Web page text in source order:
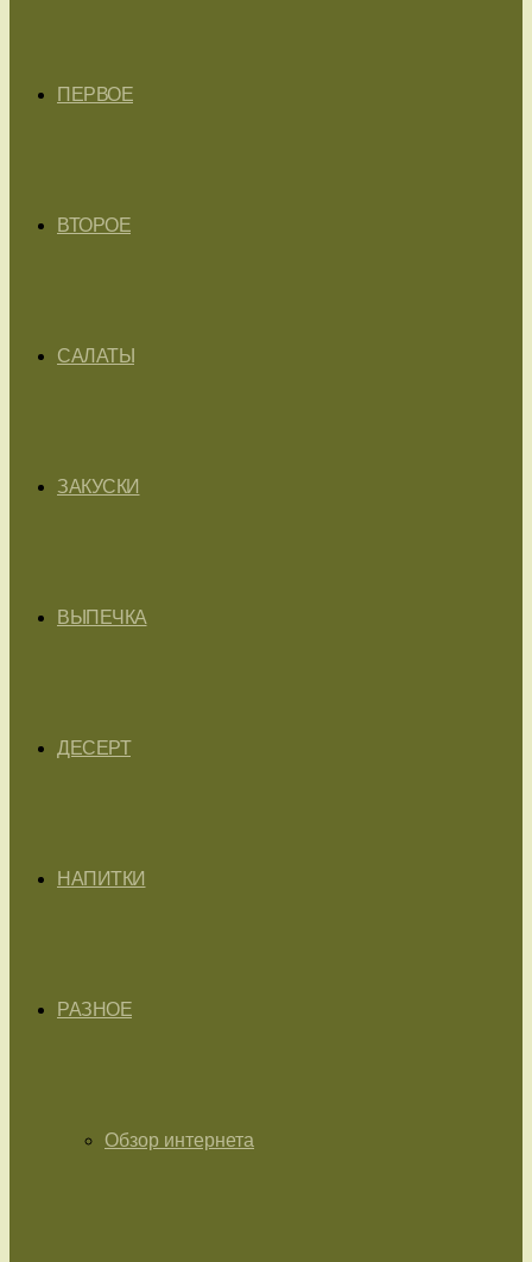
ПЕРВОЕ
ВТОРОЕ
САЛАТЫ
ЗАКУСКИ
ВЫПЕЧКА
ДЕСЕРТ
НАПИТКИ
РАЗНОЕ
Обзор интернета